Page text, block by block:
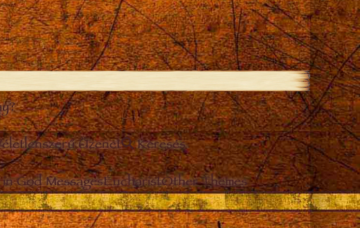
Üzenet Keresés
God MessagesEucharistOther Themes